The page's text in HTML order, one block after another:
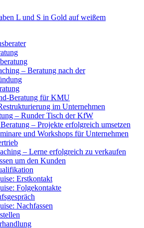
– Beratung nach der
Beratung für KMU
im Unternehmen
– Runder Tisch der KfW
– Projekte erfolgreich umsetzen
und Workshops für Unternehmen
– Lerne erfolgreich zu verkaufen
um den Kunden
Erstkontakt
Folgekontakte
Nachfassen